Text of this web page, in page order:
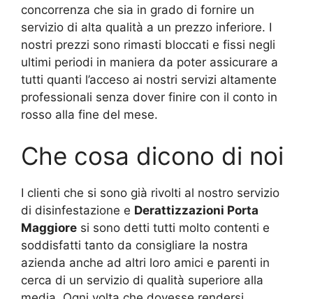
concorrenza che sia in grado di fornire un
servizio di alta qualità a un prezzo inferiore. I
nostri prezzi sono rimasti bloccati e fissi negli
ultimi periodi in maniera da poter assicurare a
tutti quanti l’acceso ai nostri servizi altamente
professionali senza dover finire con il conto in
rosso alla fine del mese.
Che cosa dicono di noi
I clienti che si sono già rivolti al nostro servizio
di disinfestazione e Derattizzazioni Porta
Maggiore si sono detti tutti molto contenti e
soddisfatti tanto da consigliare la nostra
azienda anche ad altri loro amici e parenti in
cerca di un servizio di qualità superiore alla